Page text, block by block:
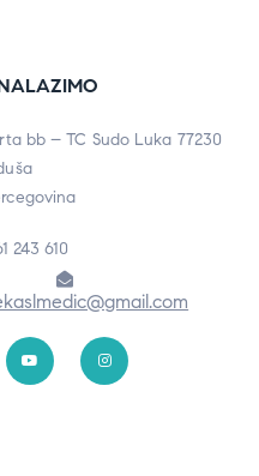
bb – TC Sudo Luka 77230
243 610